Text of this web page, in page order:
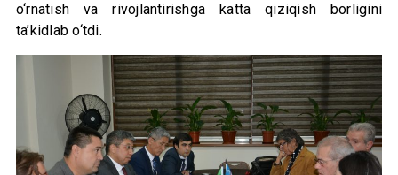
o‘rnatish va rivojlantirishga katta qiziqish borligini
ta’kidlab o‘tdi.